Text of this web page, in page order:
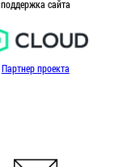
поддержка сайта
Партнер проекта